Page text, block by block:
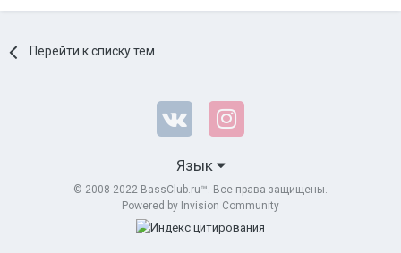
Перейти к списку тем
Язык
© 2008-2022 BassClub.ru™. Все права защищены.
Powered by Invision Community